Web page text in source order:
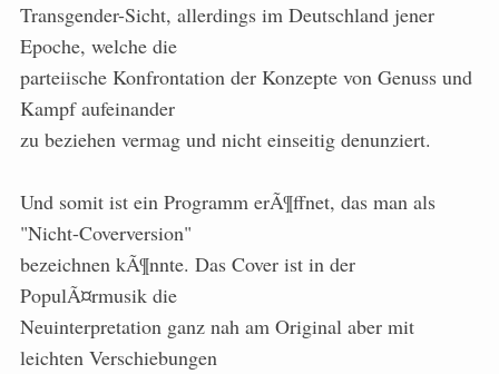
Transgender-Sicht, allerdings im Deutschland jener
Epoche, welche die
parteiische Konfrontation der Konzepte von Genuss und
Kampf aufeinander
zu beziehen vermag und nicht einseitig denunziert.
Und somit ist ein Programm erÃ¶ffnet, das man als
"Nicht-Coverversion"
bezeichnen kÃ¶nnte. Das Cover ist in der
PopulÃ¤rmusik die
Neuinterpretation ganz nah am Original aber mit
leichten Verschiebungen